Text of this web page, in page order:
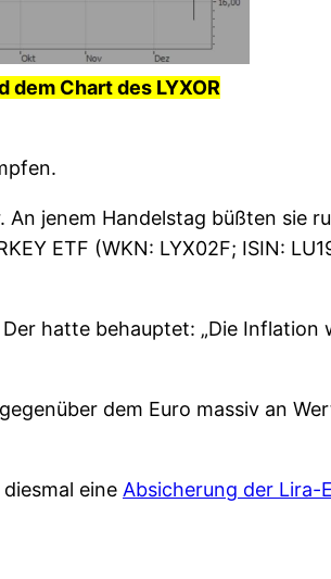
Chart des LYXOR
jenem Handelstag büßten sie
ETF (WKN: LYX02F; ISIN:
hatte behauptet: „Die Inflation
dem Euro massiv an
eine Absicherung der Lira-